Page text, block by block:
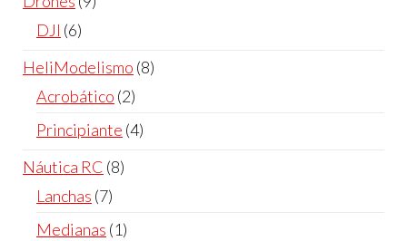
DJI 66
HeliModelismo 88
Acrobático 22
productos
Principiante 44
Náutica RC 88
Lanchas 77
productos
Medianas 11